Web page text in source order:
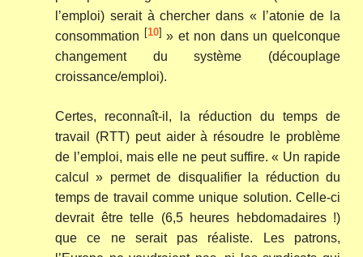
l’emploi) serait à chercher dans « l’atonie de la
consommation [10] » et non dans un quelconque
changement du système (découplage
croissance/emploi).
Certes, reconnaît-il, la réduction du temps de
travail (RTT) peut aider à résoudre le problème
de l’emploi, mais elle ne peut suffire. « Un rapide
calcul » permet de disqualifier la réduction du
temps de travail comme unique solution. Celle-ci
devrait être telle (6,5 heures hebdomadaires !)
que ce ne serait pas réaliste. Les patrons,